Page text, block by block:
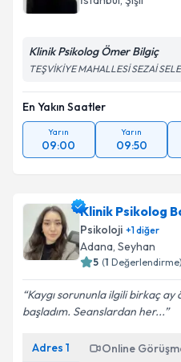
İstanbul, Şişli
Klinik Psikolog Ömer Bilgiç
TEŞVİKİYE MAHALLESİ SEZAİ
En Yakın Saatler
Yarın
09:00
Yarın
09:50
Klinik Psikolog
Psikoloji diğer
Adana,Seyhan
( Değerlendirme)
Kaygı sorununla ilgili birkaç
başladım. Seanslardan her...
Adres 1 Online